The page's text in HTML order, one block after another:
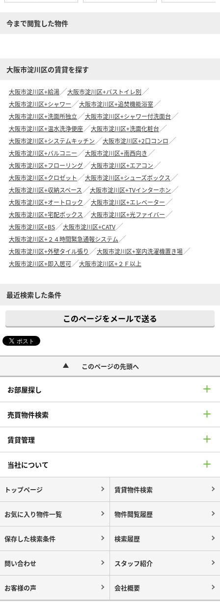
今まで閲覧した物件
大阪市淀川区の賃貸を探す
大阪市淀川区+給湯
大阪市淀川区+バストイレ別
大阪市淀川区+シャワー
大阪市淀川区+追焚機能浴室
大阪市淀川区+洗面所独立
大阪市淀川区+シャワー付洗面台
大阪市淀川区+温水洗浄便座
大阪市淀川区+洗面化粧台
大阪市淀川区+システムキッチン
大阪市淀川区+2口コンロ
大阪市淀川区+バルコニー
大阪市淀川区+南西向き
大阪市淀川区+フローリング
大阪市淀川区+エアコン
大阪市淀川区+クロゼット
大阪市淀川区+シューズボックス
大阪市淀川区+収納スペース
大阪市淀川区+TVインターホン
大阪市淀川区+オートロック
大阪市淀川区+エレベーター
大阪市淀川区+宅配ボックス
大阪市淀川区+光ファイバー
大阪市淀川区+BS
大阪市淀川区+CATV
大阪市淀川区+２４時間緊急通報システム
大阪市淀川区+外壁タイル張り
大阪市淀川区+室内洗濯機置き場
大阪市淀川区+即入居可
大阪市淀川区+２Ｆ以上
最近検索した条件
このページをメールで送る
このページの先頭へ
お部屋探し
売買物件検索
賃貸管理
当社について
トップページ 賃貸物件検索
お気に入り物件一覧 物件閲覧履歴
保存した検索条件 検索履歴
問い合わせ スタッフ紹介
お客様の声 会社概要